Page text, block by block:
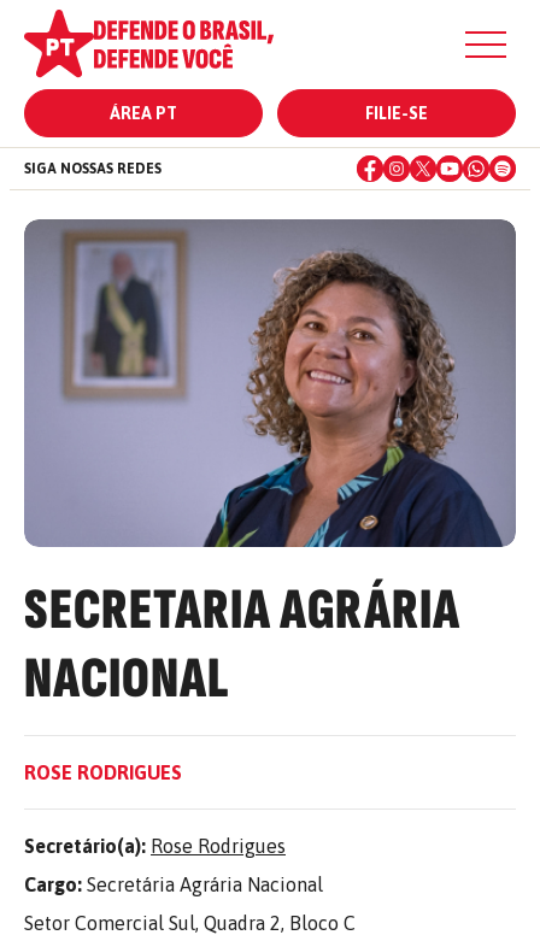
ÁREA PT FILIE-SE
SIGA NOSSAS REDES
SECRETARIA AGRÁRIA
NACIONAL
ROSE RODRIGUES
Secretário(a): Rose Rodrigues
Cargo: Secretária Agrária Nacional
Setor Comercial Sul, Quadra 2, Bloco C